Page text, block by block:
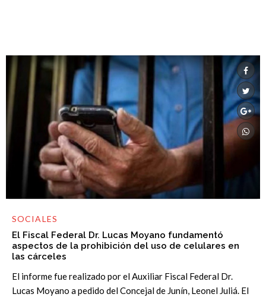
SOCIALES
El Fiscal Federal Dr. Lucas Moyano fundamentó
aspectos de la prohibición del uso de celulares en
las cárceles
El informe fue realizado por el Auxiliar Fiscal Federal Dr.
Lucas Moyano a pedido del Concejal de Junín, Leonel Juliá. El